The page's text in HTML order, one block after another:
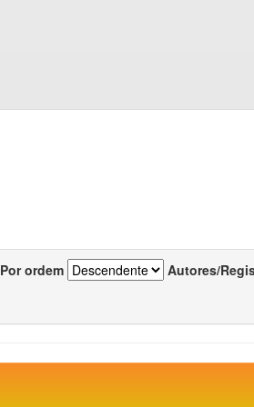
Por ordem Autores/